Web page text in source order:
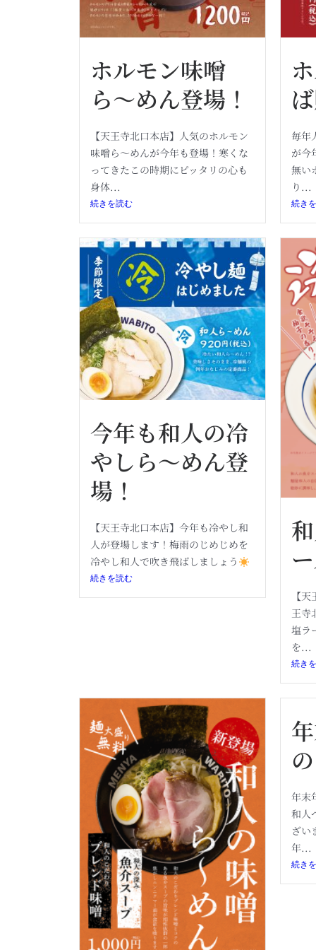
ホルモン味噌
ら〜めん登場！
【天王寺北口本店】人気のホルモン
味噌ら〜めんが今年も登場！寒くな
ってきたこの時期にピッタリの心も
身体...
続きを読む
毎年
が今
無い
り...
続き
今年も和人の冷
やしら〜めん登
場！
【天王寺北口本店】今年も冷やし和
人が登場します！梅雨のじめじめを
冷やし和人で吹き飛ばしましょう
続きを読む
【
王寺
塩ラ
を...
続き
年末
和人
ざい
年...
続き